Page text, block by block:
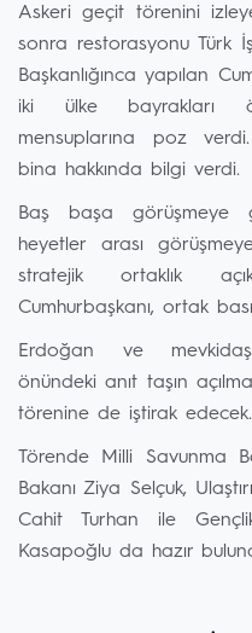
Askeri geçit törenini
sonra restorasyonu Türk
Başkanlığınca yapılan
iki ülke bayrakları
mensuplarına poz
bina hakkında bilgi verdi.
Baş başa görüşmeye
heyetler arası
stratejik ortaklık
Cumhurbaşkanı, ortak
Erdoğan ve
önündeki anıt taşın
törenine de iştirak edecek.
Törende Milli Savunma
Bakanı Ziya Selçuk,
Cahit Turhan ile
Kasapoğlu da hazır